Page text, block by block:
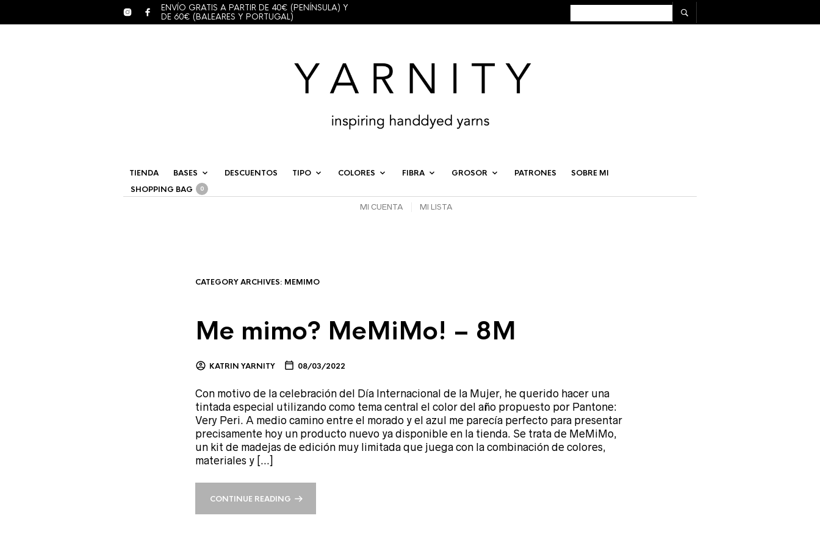
ENVÍO GRATIS A PARTIR DE 40€ (PENÍNSULA) Y
DE 60€ (BALEARES Y PORTUGAL)
TIENDA BASES DESCUENTOS TIPO COLORES FIBRA GROSOR PATRONES
SOBRE MI
SHOPPING BAG
0
MI CUENTA MI LISTA
CATEGORY ARCHIVES: MEMIMO
Me mimo? MeMiMo! – 8M
KATRIN YARNITY 08/03/2022
Con motivo de la celebración del Día Internacional de la Mujer, he querido hacer una
tintada especial utilizando como tema central el color del año propuesto por Pantone:
Very Peri. A medio camino entre el morado y el azul me parecía perfecto para presentar
precisamente hoy un producto nuevo ya disponible en la tienda. Se trata de MeMiMo,
un kit de madejas de edición muy limitada que juega con la combinación de colores,
materiales y […]
CONTINUE READING